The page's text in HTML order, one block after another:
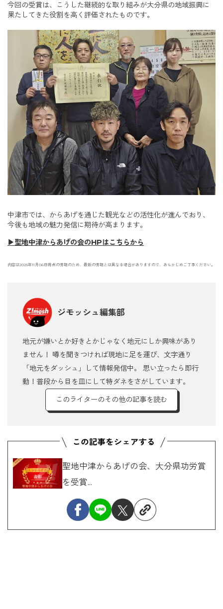
今回の受賞は、こうした継続的な取り組みが大分県の地域振興に
果たしてきた役割を高く評価されたものです。
中津市では、からあげを通じた観光などの活性化が進んでおり、
今後も地域の魅力発信に期待が高まります。
▶聖地中津からあげの会のHPはこちらから
内容は2025年11月06日時点の情報のため、最新の情報とは異なる場合がありますので、あらかじめご了承ください。
ジモッシュ編集部
地元が嫌いとか好きとかじゃなく地元にしか興味があり
ません！ 噂を聞きつければ現地に足を運び、文字通り
「地元をダッシュ」して情報発信中。 思い立ったら即行
動！普段から目を皿にして特ダネをさがしています。
このライターのその他の記事を読む
聖地中津からあげの会、大分県功労賞
を受賞...